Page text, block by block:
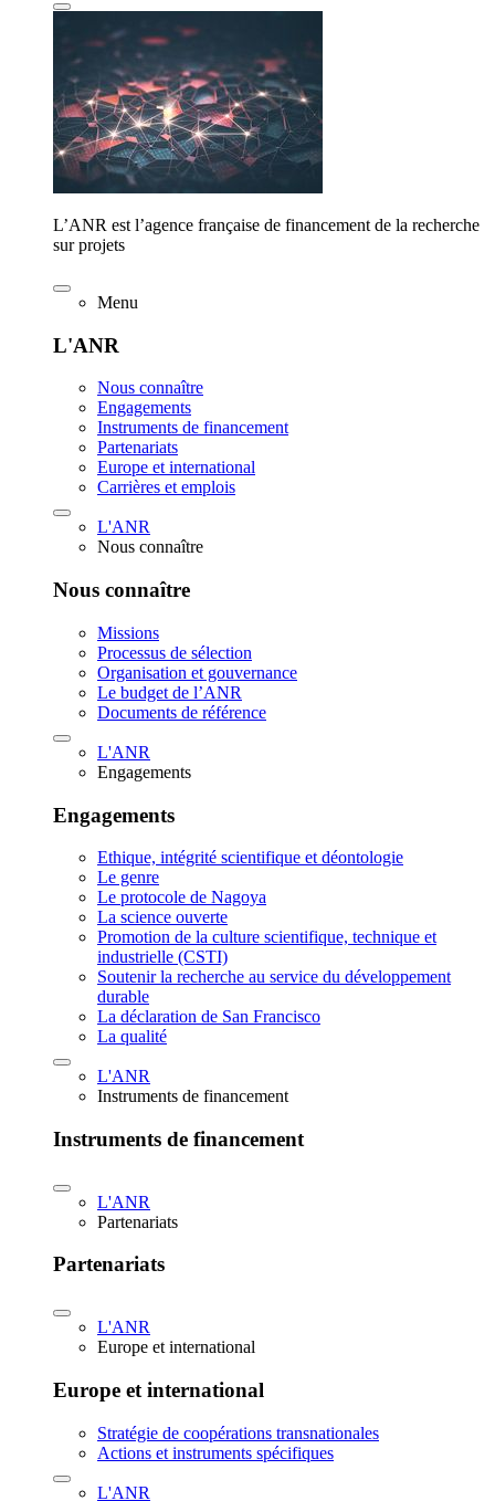
L’ANR est l’agence française de financement de la recherche
sur projets
Menu
L'ANR
Nous connaître
Engagements
Instruments de financement
Partenariats
Europe et international
Carrières et emplois
L'ANR
Nous connaître
Nous connaître
Missions
Processus de sélection
Organisation et gouvernance
Le budget de l’ANR
Documents de référence
L'ANR
Engagements
Engagements
Ethique, intégrité scientifique et déontologie
Le genre
Le protocole de Nagoya
La science ouverte
Promotion de la culture scientifique, technique et
industrielle (CSTI)
Soutenir la recherche au service du développement
durable
La déclaration de San Francisco
La qualité
L'ANR
Instruments de financement
Instruments de financement
L'ANR
Partenariats
Partenariats
L'ANR
Europe et international
Europe et international
Stratégie de coopérations transnationales
Actions et instruments spécifiques
L'ANR